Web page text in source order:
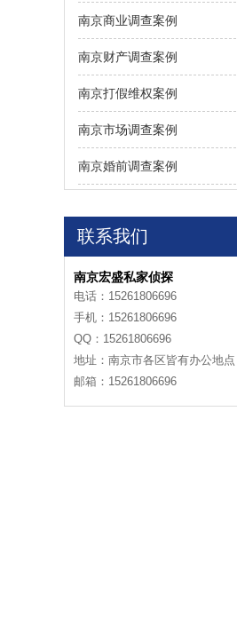
南京商业调查案例
南京财产调查案例
南京打假维权案例
南京市场调查案例
南京婚前调查案例
联系我们
南京宏盛私家侦探
电话：15261806696
手机：15261806696
QQ：15261806696
地址：南京市各区皆有办公地点
邮箱：15261806696